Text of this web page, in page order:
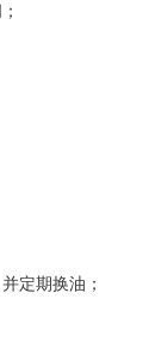
定期换油；